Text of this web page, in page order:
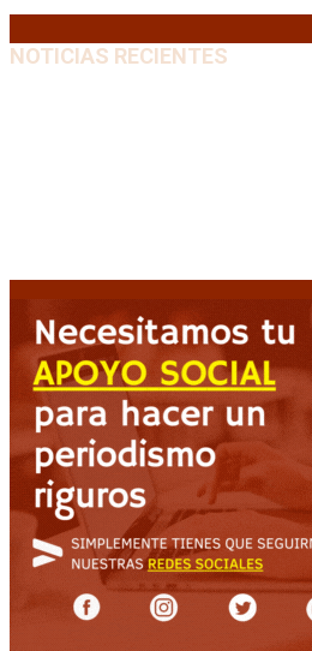
NOTICIAS RECIENTES